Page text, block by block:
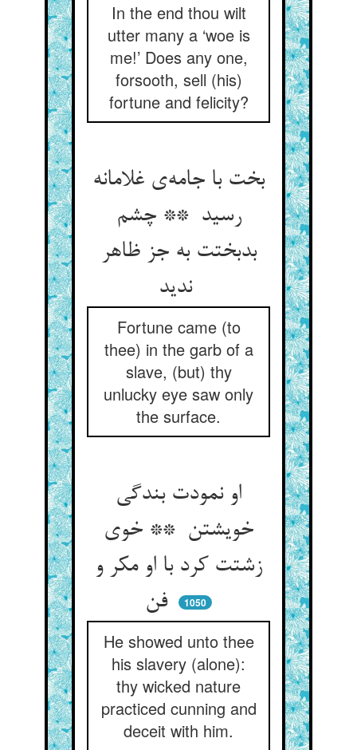
In the end thou wilt
utter many a ‘woe is
me!’ Does any one,
forsooth, sell (his)
fortune and felicity?
بخت با جامه‌ی غلامانه
رسید ** چشم
بدبختت به جز ظاهر
ندید
Fortune came (to
thee) in the garb of a
slave, (but) thy
unlucky eye saw only
the surface.
او نمودت بندگی
خویشتن ** خوی
زشتت کرد با او مکر و
فن
1050
He showed unto thee
his slavery (alone):
thy wicked nature
practiced cunning and
deceit with him.